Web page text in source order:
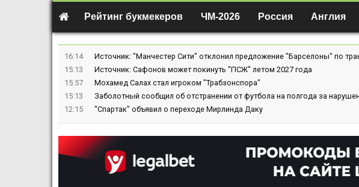
Рейтинг букмекеров ЧМ-2026 Россия Англия
16:14
Источник: "Манчестер Сити" отклонил предложение "Барселоны" по
15:13
Источник: Сафонов может покинуть "ПСЖ" летом 2027 года
15:57
Мохамед Салах стал игроком "Трабзонспора"
15:13
Заболотный сообщил об отстранении от футбола на полгода за
12:15
"Спартак" объявил о переходе Мирлинда Даку